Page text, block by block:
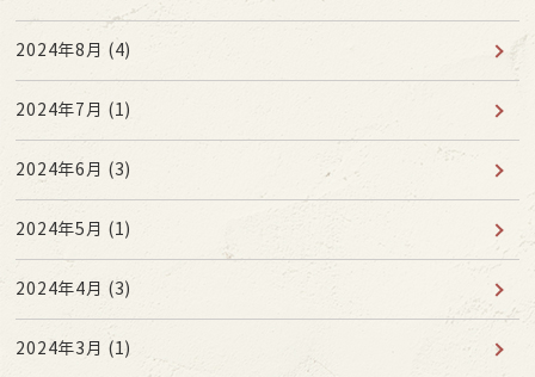
2024年8月 (4)
2024年7月 (1)
2024年6月 (3)
2024年5月 (1)
2024年4月 (3)
2024年3月 (1)